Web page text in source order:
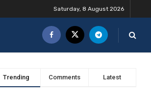
Saturday, 8 August 2026
Trending Comments Latest